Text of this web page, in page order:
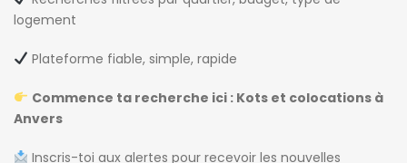
logement
Plateforme fiable, simple, rapide
Commence ta recherche ici : Kots et colocations à
Anvers
Inscris-toi aux alertes pour recevoir les nouvelles